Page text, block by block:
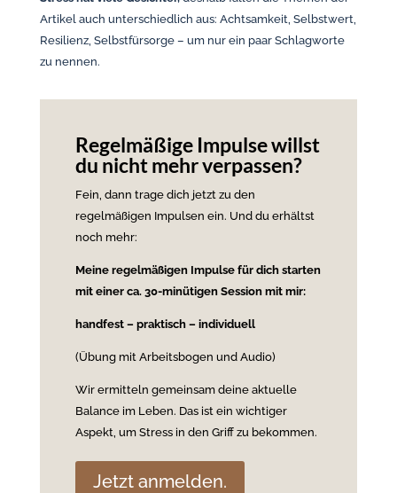
Artikel auch unterschiedlich aus: Achtsamkeit, Selbstwert,
Resilienz, Selbstfürsorge – um nur ein paar Schlagworte
zu nennen.
Regelmäßige Impulse willst
du nicht mehr verpassen?
Fein, dann trage dich jetzt zu den
regelmäßigen Impulsen ein. Und du erhältst
noch mehr:
Meine regelmäßigen Impulse für dich starten
mit einer ca. 30-minütigen Session mit mir:
handfest – praktisch – individuell
(Übung mit Arbeitsbogen und Audio)
Wir ermitteln gemeinsam deine aktuelle
Balance im Leben. Das ist ein wichtiger
Aspekt, um Stress in den Griff zu bekommen.
Jetzt anmelden.